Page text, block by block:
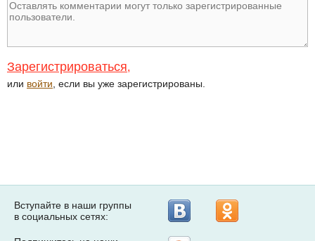
Зарегистрироваться,
или войти , если вы уже зарегистрированы.
Вступайте в наши группы
в социальных сетях: